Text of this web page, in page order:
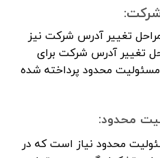
تغییر آدرس شرکت نیز
تغییر آدرس شرکت برای
محدود پرداخته شده
محدود:
محدود نیاز است که در